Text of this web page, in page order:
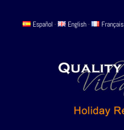
Español - English - Français